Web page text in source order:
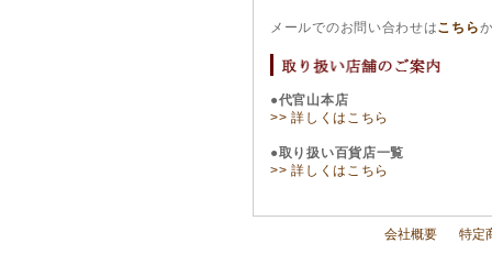
メールでのお問い合わせはこちら
●代官山本店
>> 詳しくはこちら
●取り扱い百貨店一覧
>> 詳しくはこちら
会社概要 特定